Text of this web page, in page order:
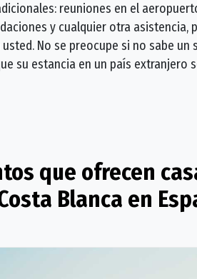
reuniones en el
y cualquier otra asistencia,
No se preocupe si no sabe un
su estancia en un país extranjero
que ofrecen
Blanca en